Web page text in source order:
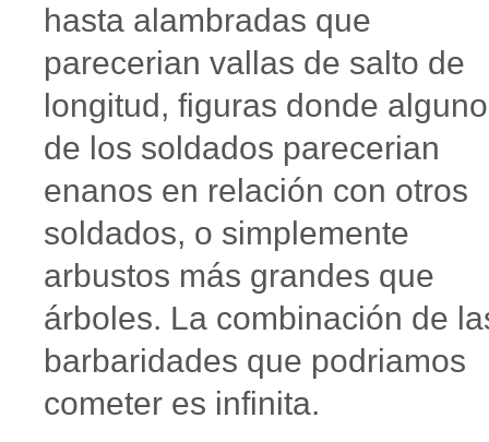
hasta alambradas que
parecerian vallas de salto de
longitud, figuras donde
de los soldados parecerian
enanos en relación con otros
soldados, o simplemente
arbustos más grandes que
árboles. La combinación de
barbaridades que podriamos
cometer es infinita.